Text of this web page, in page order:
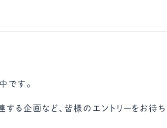
アファシリテーター紹介 PFアドバ
です。
る企画など、皆様のエントリーをお待ち